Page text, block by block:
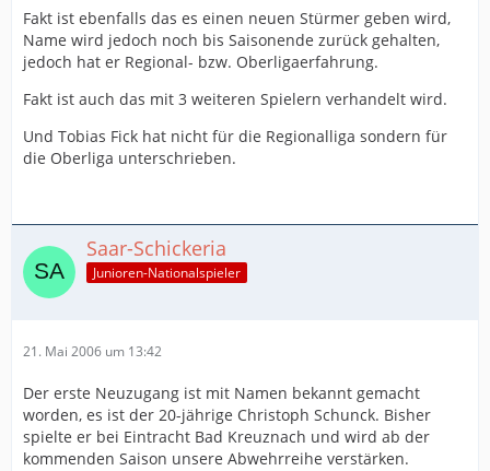
Fakt ist ebenfalls das es einen neuen Stürmer geben wird,
Name wird jedoch noch bis Saisonende zurück gehalten,
jedoch hat er Regional- bzw. Oberligaerfahrung.
Fakt ist auch das mit 3 weiteren Spielern verhandelt wird.
Und Tobias Fick hat nicht für die Regionalliga sondern für
die Oberliga unterschrieben.
Saar-Schickeria
Junioren-Nationalspieler
21. Mai 2006 um 13:42
Der erste Neuzugang ist mit Namen bekannt gemacht
worden, es ist der 20-jährige Christoph Schunck. Bisher
spielte er bei Eintracht Bad Kreuznach und wird ab der
kommenden Saison unsere Abwehrreihe verstärken.